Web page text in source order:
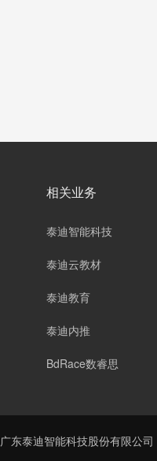
相关业务
泰迪智能科技
泰迪云教材
泰迪教育
泰迪内推
BdRace数睿思
广东泰迪智能科技股份有限公司